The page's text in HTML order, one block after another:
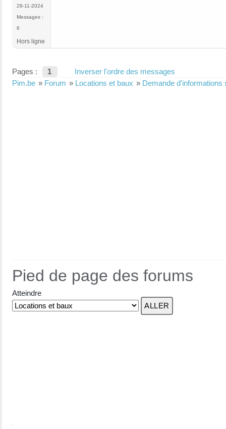
28-11-2024
Messages :
6
Hors ligne
Pages : 1
Inverser l'ordre des messages
Pim.be » Forum » Locations et baux » Demande d'informations
Pied de page des forums
Atteindre